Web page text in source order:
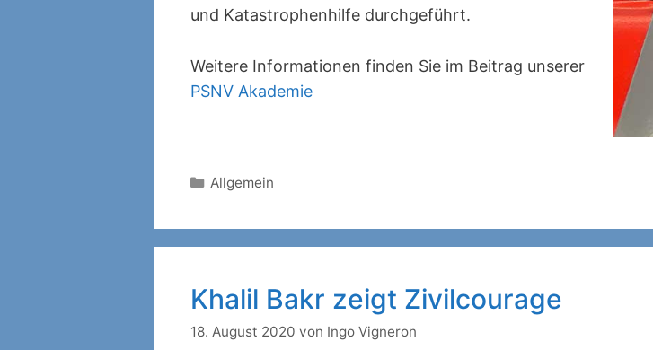
und Katastrophenhilfe durchgeführt.
Weitere Informationen finden Sie im Beitrag unserer
PSNV Akademie
Kategorien
Allgemein
Khalil Bakr zeigt Zivilcourage
18. August 2020 von Ingo Vigneron